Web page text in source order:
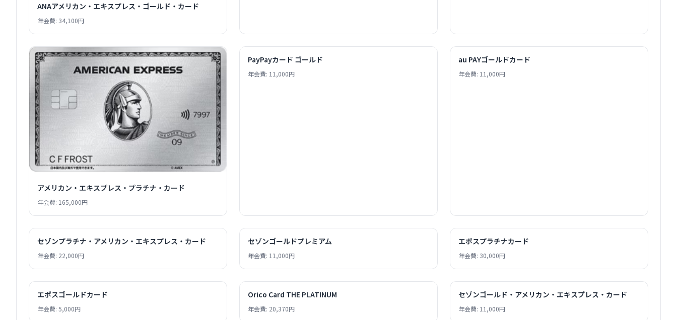
ANAアメリカン・エキスプレス・ゴールド・カード
年会費: 34,100円
アメリカン・エキスプレス・プラチナ・カード
年会費: 165,000円
PayPayカード ゴールド
年会費: 11,000円
au PAYゴールドカード
年会費: 11,000円
セゾンプラチナ・アメリカン・エキスプレス・カード
年会費: 22,000円
セゾンゴールドプレミアム
年会費: 11,000円
エポスプラチナカード
年会費: 30,000円
エポスゴールドカード
年会費: 5,000円
Orico Card THE PLATINUM
年会費: 20,370円
セゾンゴールド・アメリカン・エキスプレス・カード
年会費: 11,000円